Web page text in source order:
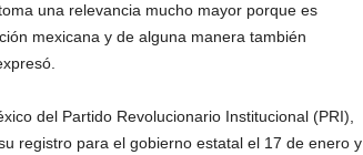
una relevancia mucho mayor porque es
mexicana y de alguna manera también
del Partido Revolucionario Institucional (PRI),
registro para el gobierno estatal el 17 de enero y